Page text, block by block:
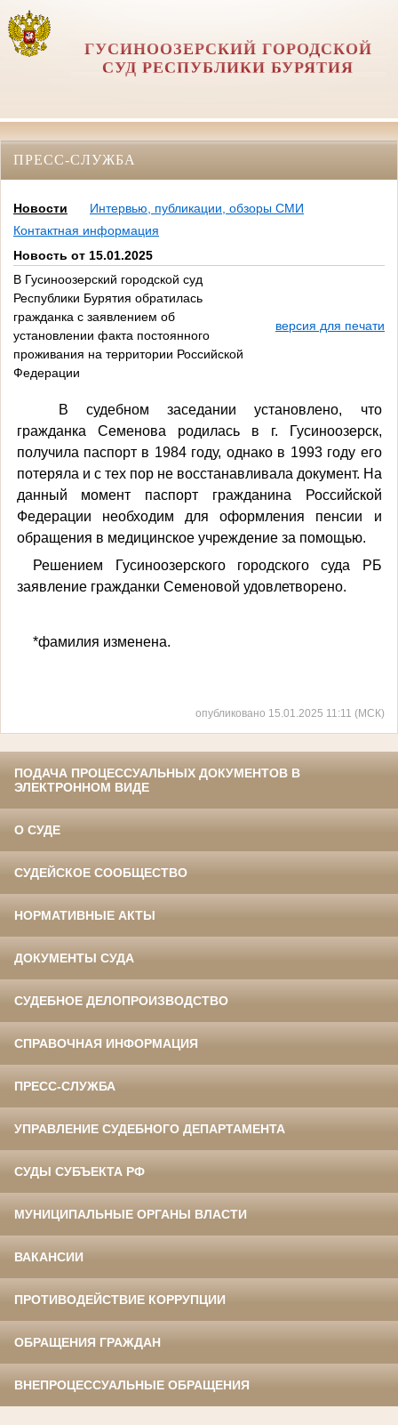
ГУСИНООЗЕРСКИЙ ГОРОДСКОЙ
СУД РЕСПУБЛИКИ БУРЯТИЯ
ПРЕСС-СЛУЖБА
Новости
Интервью, публикации, обзоры СМИ
Контактная информация
Новость от 15.01.2025
В Гусиноозерский городской суд
Республики Бурятия обратилась
гражданка с заявлением об
установлении факта постоянного
проживания на территории Российской
Федерации
версия для печати
В судебном заседании установлено, что
гражданка Семенова родилась в г. Гусиноозерск,
получила паспорт в 1984 году, однако в 1993 году его
потеряла и с тех пор не восстанавливала документ. На
данный момент паспорт гражданина Российской
Федерации необходим для оформления пенсии и
обращения в медицинское учреждение за помощью.
Решением Гусиноозерского городского суда РБ
заявление гражданки Семеновой удовлетворено.
*фамилия изменена.
опубликовано 15.01.2025 11:11 (МСК)
ПОДАЧА ПРОЦЕССУАЛЬНЫХ ДОКУМЕНТОВ В
ЭЛЕКТРОННОМ ВИДЕ
О СУДЕ
СУДЕЙСКОЕ СООБЩЕСТВО
НОРМАТИВНЫЕ АКТЫ
ДОКУМЕНТЫ СУДА
СУДЕБНОЕ ДЕЛОПРОИЗВОДСТВО
СПРАВОЧНАЯ ИНФОРМАЦИЯ
ПРЕСС-СЛУЖБА
УПРАВЛЕНИЕ СУДЕБНОГО ДЕПАРТАМЕНТА
СУДЫ СУБЪЕКТА РФ
МУНИЦИПАЛЬНЫЕ ОРГАНЫ ВЛАСТИ
ВАКАНСИИ
ПРОТИВОДЕЙСТВИЕ КОРРУПЦИИ
ОБРАЩЕНИЯ ГРАЖДАН
ВНЕПРОЦЕССУАЛЬНЫЕ ОБРАЩЕНИЯ